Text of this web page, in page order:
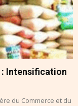
: Intensification
du Commerce et du